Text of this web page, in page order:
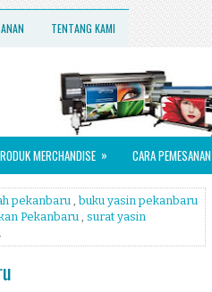
TENTANG KAMI
MERCHANDISE » CARA PEMESANAN
pekanbaru ,buku yasin pekanbaru
Pekanbaru , surat yasin